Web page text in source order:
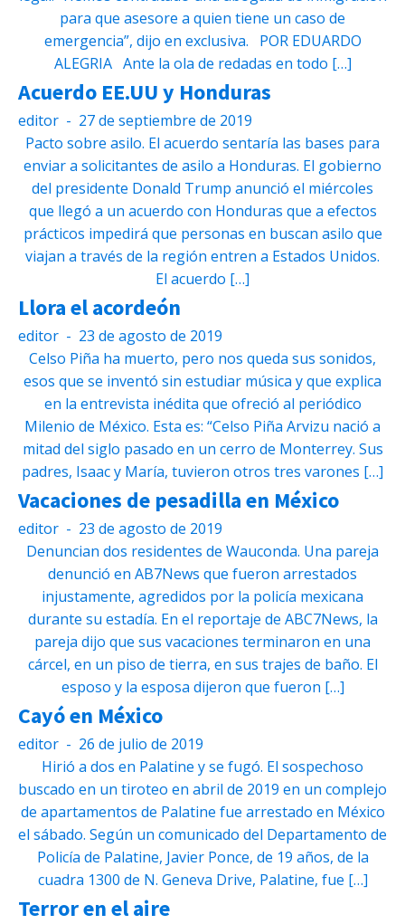
para que asesore a quien tiene un caso de
emergencia”, dijo en exclusiva. POR EDUARDO
ALEGRIA Ante la ola de redadas en todo […]
Acuerdo EE.UU y Honduras
editor - 27 de septiembre de 2019
Pacto sobre asilo. El acuerdo sentaría las bases para
enviar a solicitantes de asilo a Honduras. El gobierno
del presidente Donald Trump anunció el miércoles
que llegó a un acuerdo con Honduras que a efectos
prácticos impedirá que personas en buscan asilo que
viajan a través de la región entren a Estados Unidos.
El acuerdo […]
Llora el acordeón
editor - 23 de agosto de 2019
Celso Piña ha muerto, pero nos queda sus sonidos,
esos que se inventó sin estudiar música y que explica
en la entrevista inédita que ofreció al periódico
Milenio de México. Esta es: “Celso Piña Arvizu nació a
mitad del siglo pasado en un cerro de Monterrey. Sus
padres, Isaac y María, tuvieron otros tres varones […]
Vacaciones de pesadilla en México
editor - 23 de agosto de 2019
Denuncian dos residentes de Wauconda. Una pareja
denunció en AB7News que fueron arrestados
injustamente, agredidos por la policía mexicana
durante su estadía. En el reportaje de ABC7News, la
pareja dijo que sus vacaciones terminaron en una
cárcel, en un piso de tierra, en sus trajes de baño. El
esposo y la esposa dijeron que fueron […]
Cayó en México
editor - 26 de julio de 2019
Hirió a dos en Palatine y se fugó. El sospechoso
buscado en un tiroteo en abril de 2019 en un complejo
de apartamentos de Palatine fue arrestado en México
el sábado. Según un comunicado del Departamento de
Policía de Palatine, Javier Ponce, de 19 años, de la
cuadra 1300 de N. Geneva Drive, Palatine, fue […]
Terror en el aire